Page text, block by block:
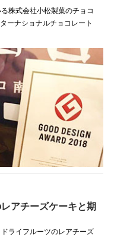
株式会社小松製菓のチョコ
ーナショナルチョコレート
アチーズケーキと期
ライフルーツのレアチーズ